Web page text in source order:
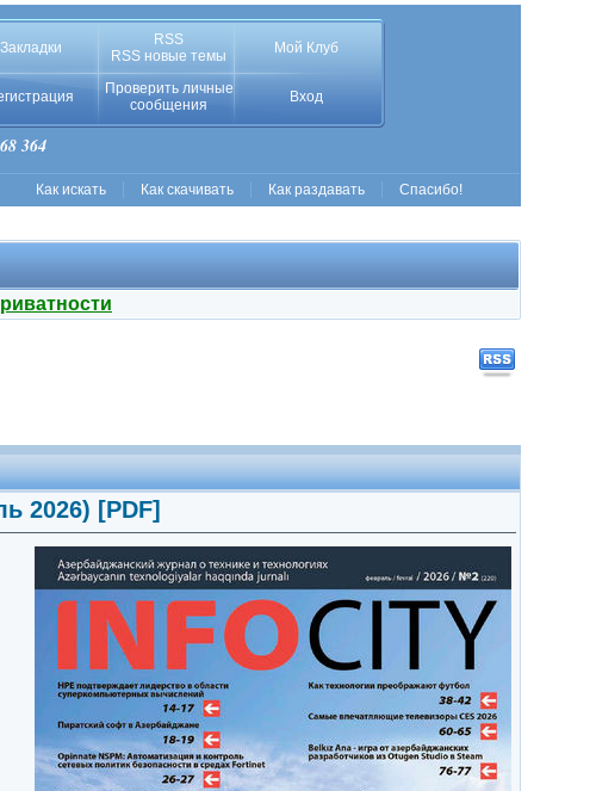
Закладки
RSS
RSS новые темы
Мой Клуб
Проверить личные
сообщения
Вход
364
Как искать Как скачивать Как раздавать Спасибо!
2026) [PDF]